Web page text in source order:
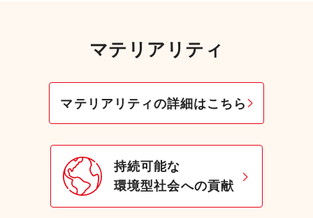
マテリアリティ
マテリアリティの詳細はこちら
持続可能な
環境型社会への貢献